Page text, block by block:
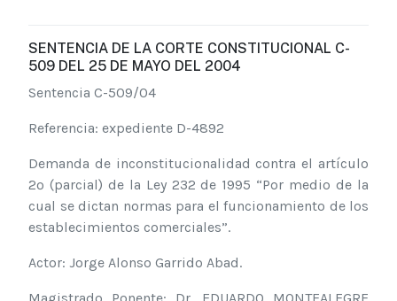
SENTENCIA DE LA CORTE CONSTITUCIONAL C-
509 DEL 25 DE MAYO DEL 2004
Sentencia C-509/04
Referencia: expediente D-4892
Demanda de inconstitucionalidad contra el artículo
2º (parcial) de la Ley 232 de 1995 “Por medio de la
cual se dictan normas para el funcionamiento de los
establecimientos comerciales”.
Actor: Jorge Alonso Garrido Abad.